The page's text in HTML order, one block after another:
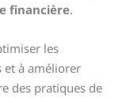
financière.
les
et à améliorer
des pratiques de